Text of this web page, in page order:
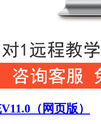
（网页版）